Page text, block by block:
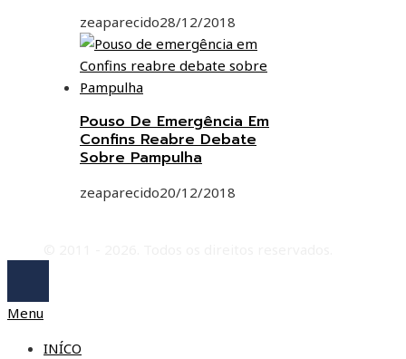
zeaparecido28/12/2018
Pouso De Emergência Em
Confins Reabre Debate
Sobre Pampulha
zeaparecido20/12/2018
Menu
INÍCO